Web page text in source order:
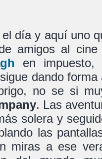
día y aquí uno
amigos al
en impuesto,
dando forma
no se si
. Las
solera y
las
miras a ese